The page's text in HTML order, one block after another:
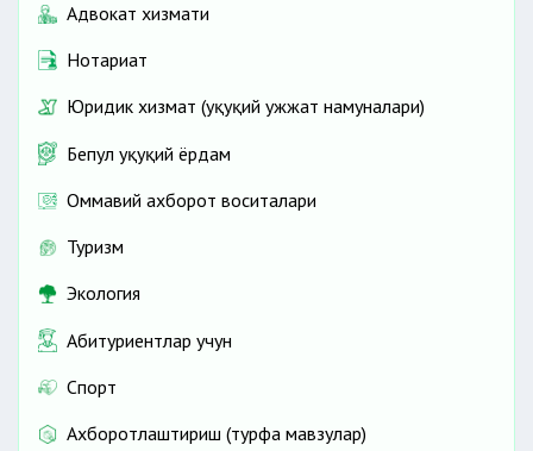
Адвокат хизмати
Нотариат
Юридик хизмат (ҳуқуқий ҳужжат намуналари)
Бепул ҳуқуқий ёрдам
Оммавий ахборот воситалари
Туризм
Экология
Абитуриентлар учун
Спорт
Ахборотлаштириш (турфа мавзулар)